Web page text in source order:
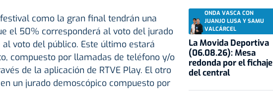
como la gran final tendrán una
el 50% corresponderá al voto del jurado
voto del público. Este último estará
compuesto por llamadas de teléfono y/o
de la aplicación de RTVE Play. El otro
un jurado demoscópico compuesto por
ONDA VASCA CON
JUANJO LUSA Y SAMU
VALCÁRCEL
La Movida Deportiva
(06.08.26): Mesa
redonda por el fichaje
del central